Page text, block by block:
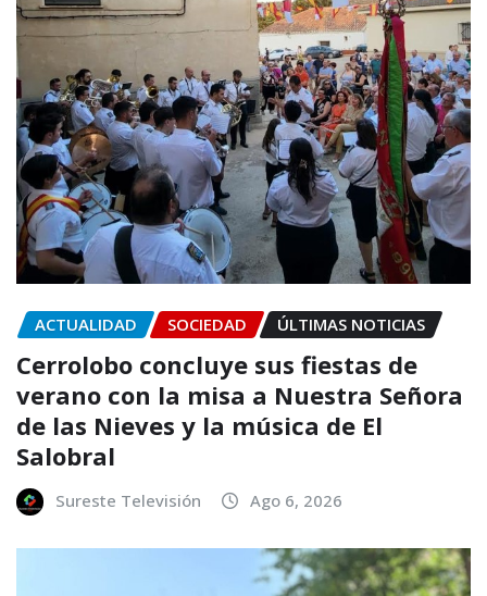
ACTUALIDAD SOCIEDAD ÚLTIMAS NOTICIAS
Cerrolobo concluye sus fiestas de
verano con la misa a Nuestra Señora
de las Nieves y la música de El
Salobral
Sureste Televisión Ago 6, 2026